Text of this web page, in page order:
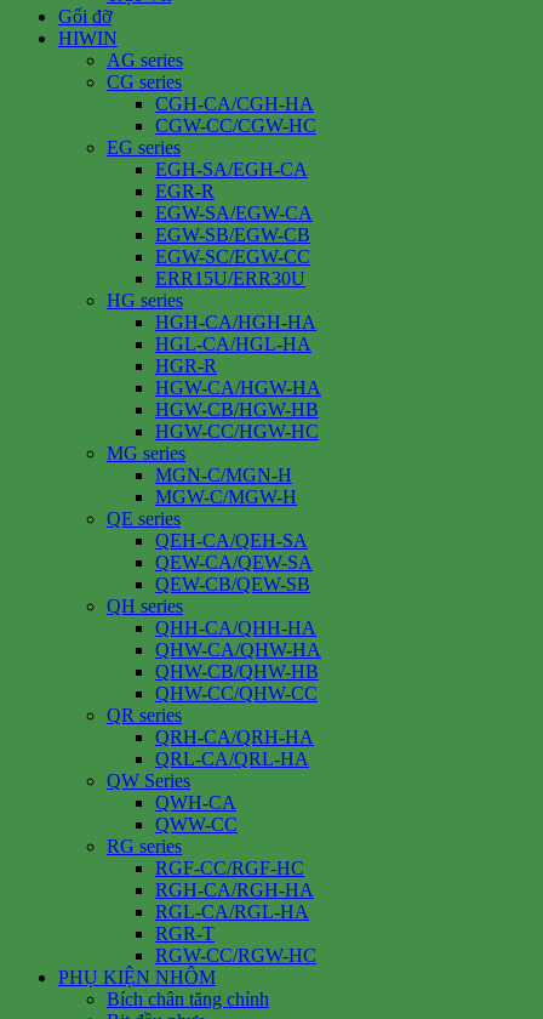
Gối đỡ
HIWIN
AG series
CG series
CGH-CA/CGH-HA
CGW-CC/CGW-HC
EG series
EGH-SA/EGH-CA
EGR-R
EGW-SA/EGW-CA
EGW-SB/EGW-CB
EGW-SC/EGW-CC
ERR15U/ERR30U
HG series
HGH-CA/HGH-HA
HGL-CA/HGL-HA
HGR-R
HGW-CA/HGW-HA
HGW-CB/HGW-HB
HGW-CC/HGW-HC
MG series
MGN-C/MGN-H
MGW-C/MGW-H
QE series
QEH-CA/QEH-SA
QEW-CA/QEW-SA
QEW-CB/QEW-SB
QH series
QHH-CA/QHH-HA
QHW-CA/QHW-HA
QHW-CB/QHW-HB
QHW-CC/QHW-CC
QR series
QRH-CA/QRH-HA
QRL-CA/QRL-HA
QW Series
QWH-CA
QWW-CC
RG series
RGF-CC/RGF-HC
RGH-CA/RGH-HA
RGL-CA/RGL-HA
RGR-T
RGW-CC/RGW-HC
PHỤ KIỆN NHÔM
Bích chân tăng chỉnh